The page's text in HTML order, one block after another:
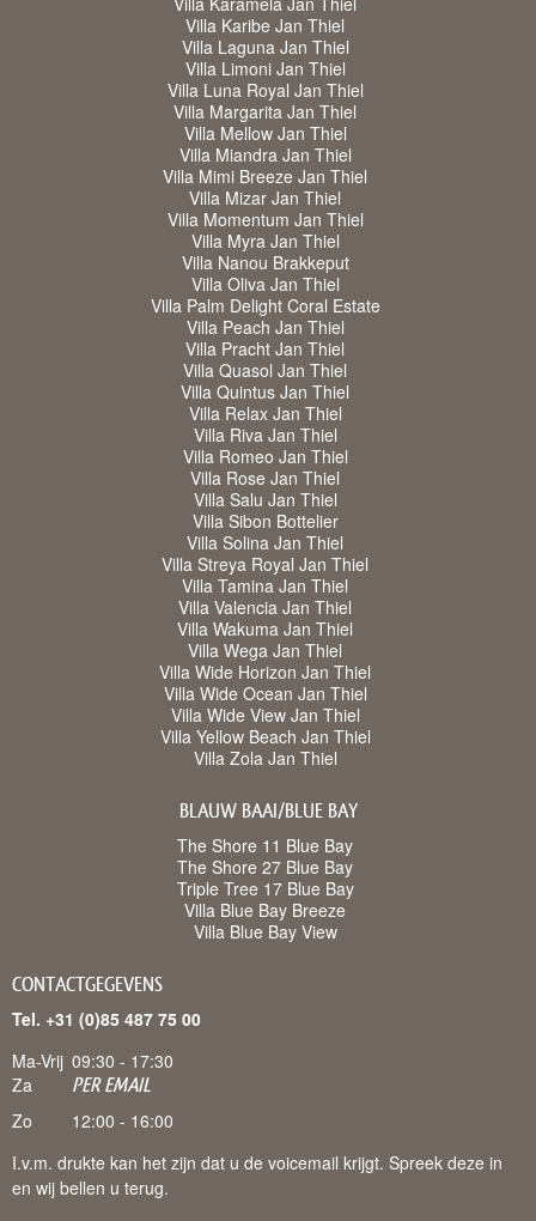
Villa Karibe Jan Thiel
Villa Laguna Jan Thiel
Villa Limoni Jan Thiel
Villa Luna Royal Jan Thiel
Villa Margarita Jan Thiel
Villa Mellow Jan Thiel
Villa Miandra Jan Thiel
Villa Mimi Breeze Jan Thiel
Villa Mizar Jan Thiel
Villa Momentum Jan Thiel
Villa Myra Jan Thiel
Villa Nanou Brakkeput
Villa Oliva Jan Thiel
Villa Palm Delight Coral Estate
Villa Peach Jan Thiel
Villa Pracht Jan Thiel
Villa Quasol Jan Thiel
Villa Quintus Jan Thiel
Villa Relax Jan Thiel
Villa Riva Jan Thiel
Villa Romeo Jan Thiel
Villa Rose Jan Thiel
Villa Salu Jan Thiel
Villa Sibon Bottelier
Villa Solina Jan Thiel
Villa Streya Royal Jan Thiel
Villa Tamina Jan Thiel
Villa Valencia Jan Thiel
Villa Wakuma Jan Thiel
Villa Wega Jan Thiel
Villa Wide Horizon Jan Thiel
Villa Wide Ocean Jan Thiel
Villa Wide View Jan Thiel
Villa Yellow Beach Jan Thiel
Villa Zola Jan Thiel
BLAUW BAAI/BLUE BAY
The Shore 11 Blue Bay
The Shore 27 Blue Bay
Triple Tree 17 Blue Bay
Villa Blue Bay Breeze
Villa Blue Bay View
CONTACTGEGEVENS
Tel. +31 (0)85 487 75 00
Ma-Vrij 09:30 - 17:30
Za
PER EMAIL
Zo
12:00 - 16:00
I.v.m. drukte kan het zijn dat u de voicemail krijgt. Spreek deze in
en wij bellen u terug.